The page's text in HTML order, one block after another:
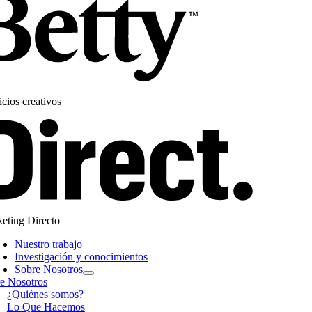
creativos
Directo
Nuestro trabajo
Investigación y conocimientos
Sobre Nosotros
Nosotros
¿Quiénes somos?
Lo Que Hacemos